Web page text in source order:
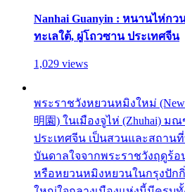
Nanhai Guanyin : หนานไห่ก
ทะเลใต้, ผู่โถวซาน ประเทศจีน
1,029 views
พระราชวังหยวนหมิงใหม่ (New
明園) ในเมืองจูไห่ (Zhuhai) มณ
ประเทศจีน เป็นสวนและสถาน
บันดาลใจจากพระราชวังฤดูร้อน
หรือหยวนหมิงหยวนในกรุงปัก